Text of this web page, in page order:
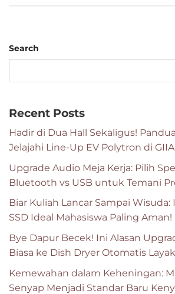
Search
Recent Posts
Hadir di Dua Hall Sekaligus!
Jelajahi Line-Up EV Polytron di
Upgrade Audio Meja Kerja: Pilih
Bluetooth vs USB untuk Temani
Biar Kuliah Lancar Sampai Wisuda:
SSD Ideal Mahasiswa Paling Aman!
Bye Dapur Becek! Ini Alasan
Biasa ke Dish Dryer Otomatis
Kemewahan dalam Keheningan:
Senyap Menjadi Standar Baru